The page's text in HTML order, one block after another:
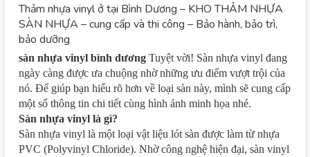
Thảm nhựa vinyl ở tại Bình Dương – KHO THẢM NHỰA
SÀN NHỰA – cung cấp và thi công – Bảo hành, bảo trì,
bảo dưỡng
sàn nhựa vinyl bình dương Tuyệt vời! Sàn nhựa vinyl đang
ngày càng được ưa chuộng nhờ những ưu điểm vượt trội của
nó. Để giúp bạn hiểu rõ hơn về loại sàn này, mình sẽ cung cấp
một số thông tin chi tiết cùng hình ảnh minh họa nhé.
Sàn nhựa vinyl là gì?
Sàn nhựa vinyl là một loại vật liệu lót sàn được làm từ nhựa
PVC (Polyvinyl Chloride). Nhờ công nghệ hiện đại, sàn vinyl